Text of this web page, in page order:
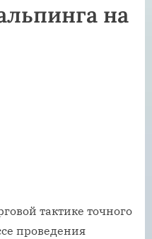
на
тактике точного
проведения